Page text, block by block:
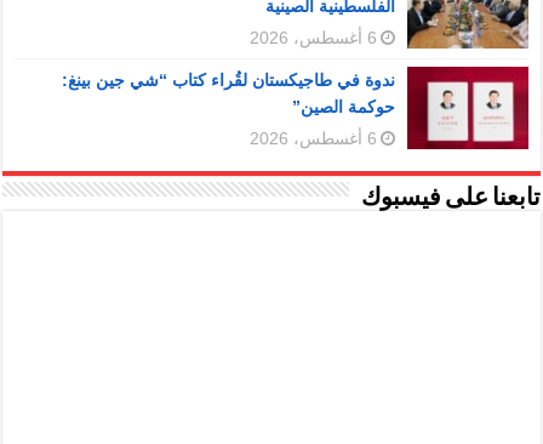
الفلسطينية الصينية
6 أغسطس، 2026
ندوة في طاجيكستان لقُراء كتاب “شي جين بينغ:
حوكمة الصين”
6 أغسطس، 2026
تابعنا على فيسبوك